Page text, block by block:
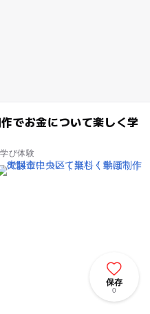
でお金について楽しく学
び体験
保存
0